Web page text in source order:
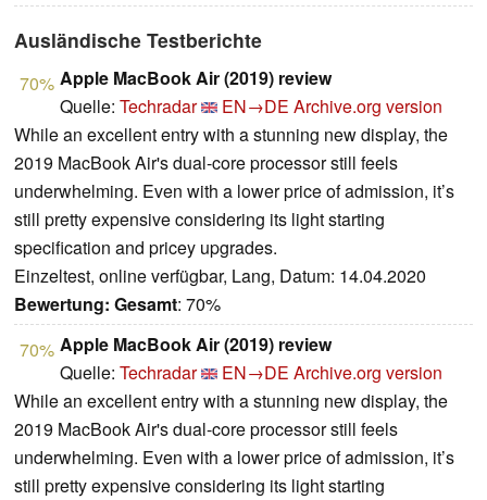
Ausländische Testberichte
70% Apple MacBook Air (2019) review
Quelle: Techradar EN→DE Archive.org version
While an excellent entry with a stunning new display, the
2019 MacBook Air's dual-core processor still feels
underwhelming. Even with a lower price of admission, it’s
still pretty expensive considering its light starting
specification and pricey upgrades.
Einzeltest, online verfügbar, Lang, Datum: 14.04.2020
Bewertung: Gesamt: 70%
70% Apple MacBook Air (2019) review
Quelle: Techradar EN→DE Archive.org version
While an excellent entry with a stunning new display, the
2019 MacBook Air's dual-core processor still feels
underwhelming. Even with a lower price of admission, it’s
still pretty expensive considering its light starting